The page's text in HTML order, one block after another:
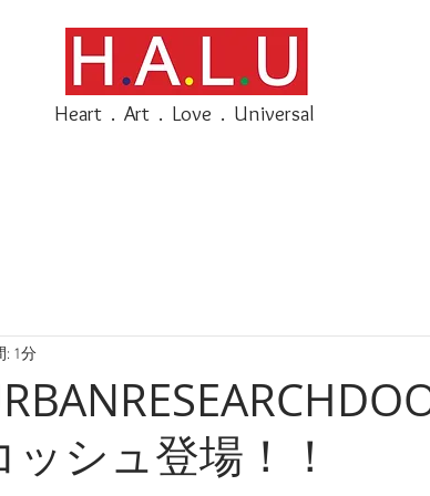
Heart . Art . Love . Universal
シュ登場！！
: 1分